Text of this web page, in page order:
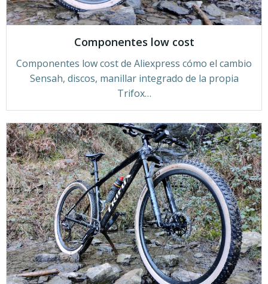
Componentes low cost
Componentes low cost de Aliexpress cómo el cambio
Sensah, discos, manillar integrado de la propia
Trifox…